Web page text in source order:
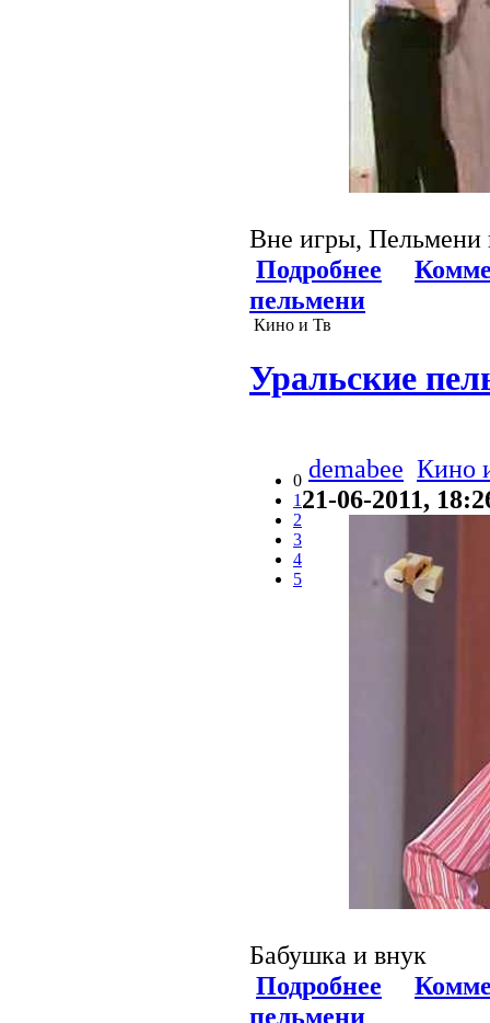
Вне игры, Пельмени
Подробнее
пельмени
Кино и Тв
Уральские
0
1
2
3
4
5
demabee Кино
21-06-2011,
Бабушка и внук
Подробнее
пельмени